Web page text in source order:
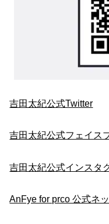
吉田太紀公式Twitter
吉田太紀公式フェイス
吉田太紀公式インスタ
AnFye for prco 公式ネ